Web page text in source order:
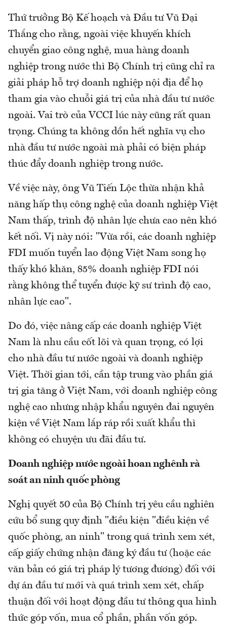
Thứ trưởng Bộ Kế hoạch và Đầu tư Vũ Đại
Thắng cho rằng, ngoài việc khuyến khích
chuyển giao công nghệ, mua hàng doanh
nghiệp trong nước thì Bộ Chính trị cũng chỉ ra
giải pháp hỗ trợ doanh nghiệp nội địa để họ
tham gia vào chuỗi giá trị của nhà đầu tư nước
ngoài. Vai trò của VCCI lúc này cũng rất quan
trọng. Chúng ta không dồn hết nghĩa vụ cho
nhà đầu tư nước ngoài mà phải có biện pháp
thúc đẩy doanh nghiệp trong nước.
Về việc này, ông Vũ Tiến Lộc thừa nhận khả
năng hấp thụ công nghệ của doanh nghiệp Việt
Nam thấp, trình độ nhân lực chưa cao nên khó
kết nối. Vị này nói: "Vừa rồi, các doanh nghiệp
FDI muốn tuyển lao động Việt Nam song họ
thấy khó khăn, 85% doanh nghiệp FDI nói
rằng không thể tuyển được kỹ sư trình độ cao,
nhân lực cao".
Do đó, việc nâng cấp các doanh nghiệp Việt
Nam là nhu cầu cốt lõi và quan trọng, có lợi
cho nhà đầu tư nước ngoài và doanh nghiệp
Việt. Thời gian tới, cần tập trung vào phần giá
trị gia tăng ở Việt Nam, với doanh nghiệp công
nghệ cao nhưng nhập khẩu nguyên đai nguyên
kiện về Việt Nam lắp ráp rồi xuất khẩu thì
không có chuyện ưu đãi đầu tư.
Doanh nghiệp nước ngoài hoan nghênh rà
soát an ninh quốc phòng
Nghị quyết 50 của Bộ Chính trị yêu cầu nghiên
cứu bổ sung quy định "điều kiện "điều kiện về
quốc phòng, an ninh" trong quá trình xem xét,
cấp giấy chứng nhận đăng ký đầu tư (hoặc các
văn bản có giá trị pháp lý tương đương) đối với
dự án đầu tư mới và quá trình xem xét, chấp
thuận đối với hoạt động đầu tư thông qua hình
thức góp vốn, mua cổ phần, phần vốn góp.